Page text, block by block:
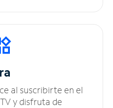
al suscribirte en el
y disfruta de